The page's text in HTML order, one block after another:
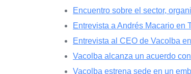
Encuentro sobre el sector,
Entrevista a Andrés Macario en
Entrevista al CEO de Vacolba
Vacolba alcanza un acuerdo
Vacolba estrena sede en un